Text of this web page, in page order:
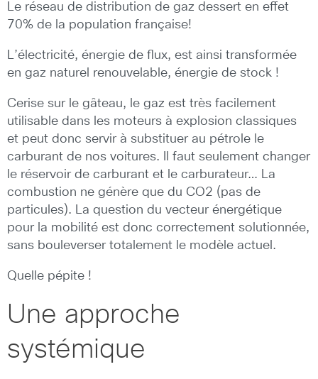
Le réseau de distribution de gaz dessert en effet
70% de la population française!
L’électricité, énergie de flux, est ainsi transformée
en gaz naturel renouvelable, énergie de stock !
Cerise sur le gâteau, le gaz est très facilement
utilisable dans les moteurs à explosion classiques
et peut donc servir à substituer au pétrole le
carburant de nos voitures. Il faut seulement changer
le réservoir de carburant et le carburateur… La
combustion ne génère que du CO2 (pas de
particules). La question du vecteur énergétique
pour la mobilité est donc correctement solutionnée,
sans bouleverser totalement le modèle actuel.
Quelle pépite !
Une approche
systémique